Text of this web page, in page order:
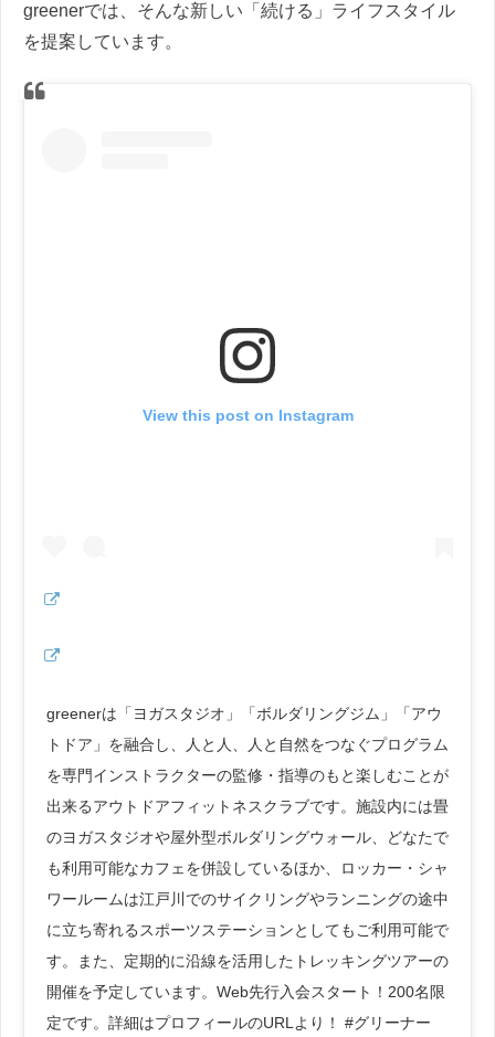
greenerでは、そんな新しい「続ける」ライフスタイル
を提案しています。
View this post on Instagram
greenerは「ヨガスタジオ」「ボルダリングジム」「アウ
トドア」を融合し、人と人、人と自然をつなぐプログラム
を専門インストラクターの監修・指導のもと楽しむことが
出来るアウトドアフィットネスクラブです。施設内には畳
のヨガスタジオや屋外型ボルダリングウォール、どなたで
も利用可能なカフェを併設しているほか、ロッカー・シャ
ワールームは江戸川でのサイクリングやランニングの途中
に立ち寄れるスポーツステーションとしてもご利用可能で
す。また、定期的に沿線を活用したトレッキングツアーの
開催を予定しています。Web先行入会スタート！200名限
定です。詳細はプロフィールのURLより！ #グリーナー